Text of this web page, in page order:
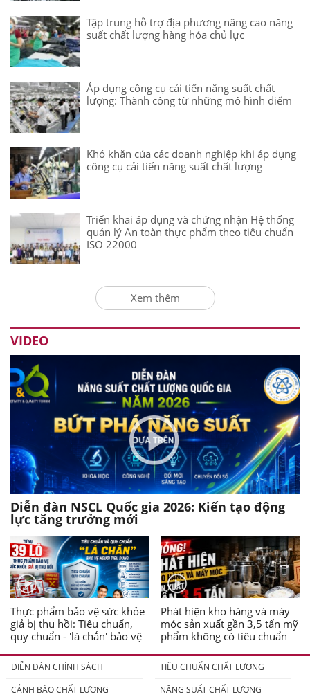
Tập trung hỗ trợ địa phương nâng cao năng
suất chất lượng hàng hóa chủ lực
Áp dụng công cụ cải tiến năng suất chất
lượng: Thành công từ những mô hình điểm
Khó khăn của các doanh nghiệp khi áp dụng
công cụ cải tiến năng suất chất lượng
Triển khai áp dụng và chứng nhận Hệ thống
quản lý An toàn thực phẩm theo tiêu chuẩn
ISO 22000
Xem thêm
VIDEO
Diễn đàn NSCL Quốc gia 2026: Kiến tạo động
lực tăng trưởng mới
Thực phẩm bảo vệ sức khỏe
giả bị thu hồi: Tiêu chuẩn,
quy chuẩn - 'lá chắn' bảo vệ
Phát hiện kho hàng và máy
móc sản xuất gần 3,5 tấn mỹ
phẩm không có tiêu chuẩn
DIỄN ĐÀN CHÍNH SÁCH
TIÊU CHUẨN CHẤT LƯỢNG
CẢNH BÁO CHẤT LƯỢNG
NĂNG SUẤT CHẤT LƯỢNG